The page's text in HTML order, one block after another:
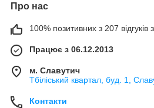
Про нас
100% позитивних з 207 відгуків
Працює з 06.12.2013
м. Славутич
Тбіліський квартал, буд. 1,
Контакти